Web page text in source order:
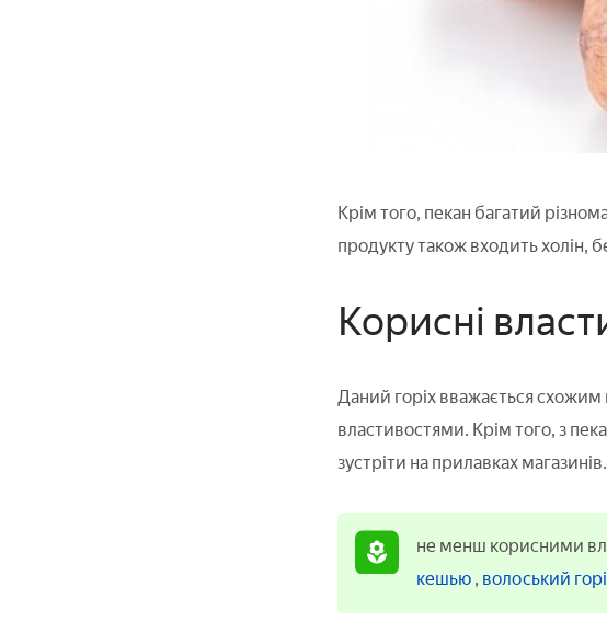
Крім того, пекан багатий
продукту також входить холін,
Корисні
Даний горіх вважається схожим
властивостями. Крім того, з
зустріти на прилавках магазинів.
не менш корисними
кешью , волоський